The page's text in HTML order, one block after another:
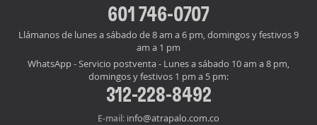
601 746-0707
Llámanos de lunes a sábado de 8 am a 6 pm, domingos y festivos 9
am a 1 pm
WhatsApp - Servicio postventa - Lunes a sábado 10 am a 8 pm,
domingos y festivos 1 pm a 5 pm:
312-228-8492
E-mail: info@atrapalo.com.co